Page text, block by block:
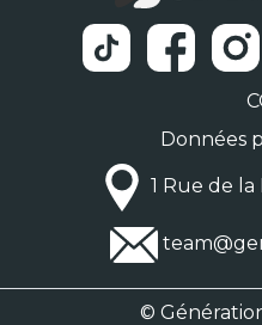
Données
1 Rue de
©